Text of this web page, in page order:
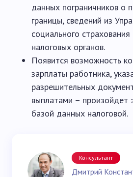
данных пограничников о
границы, сведений из
социального
налоговых органов.
Появится возможность
зарплаты работника,
разрешительных
выплатами – произойдет
базой данных налоговой.
Консультант
Дмитрий